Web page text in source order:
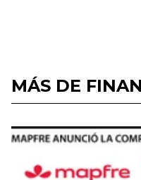
MÁS DE